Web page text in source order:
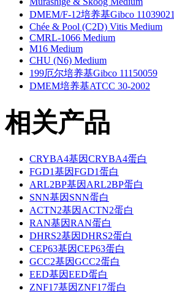
DMEM/F-12培养基Gibco 11039021
Chée & Pool (C2D) Vitis Medium
CMRL-1066 Medium
M16 Medium
CHU (N6) Medium
199厄尔培养基Gibco 11150059
DMEM培养基ATCC 30-2002
相关产品
CRYBA4基因CRYBA4蛋白
FGD1基因FGD1蛋白
ARL2BP基因ARL2BP蛋白
SNN基因SNN蛋白
ACTN2基因ACTN2蛋白
RAN基因RAN蛋白
DHRS2基因DHRS2蛋白
CEP63基因CEP63蛋白
GCC2基因GCC2蛋白
EED基因EED蛋白
ZNF17基因ZNF17蛋白